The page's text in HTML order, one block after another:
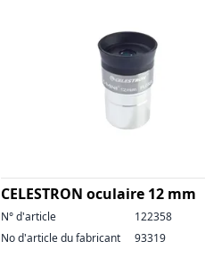
CELESTRON oculaire 12 mm
N° d'article
122358
No d'article du fabricant
93319